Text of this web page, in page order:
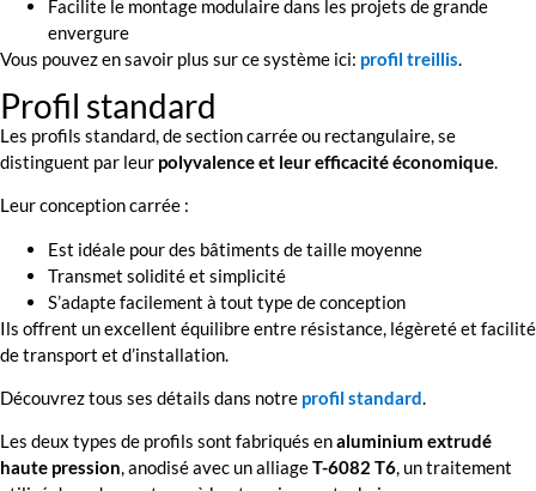
Facilite le montage modulaire dans les projets de grande
envergure
Vous pouvez en savoir plus sur ce système ici: profil treillis
Profil standard
Les profils standard, de section carrée ou rectangulaire, se
distinguent par leur polyvalence et leur efficacité économique.
Leur conception carrée :
Est idéale pour des bâtiments de taille moyenne
Transmet solidité et simplicité
S’adapte facilement à tout type de conception
Ils offrent un excellent équilibre entre résistance, légèreté et facilité
de transport et d’installation.
Découvrez tous ses détails dans notre profil standard.
Les deux types de profils sont fabriqués enaluminium extrudé
haute pression, anodisé avec un alliageT-6082 T6, un traitement